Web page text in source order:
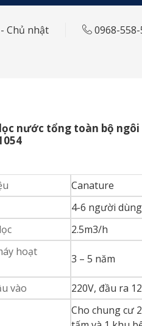
Chủ nhật 0968-
nước tổng toàn bộ ngôi
Canature
4-6 người dùng
2.5m3/h
hoạt
3 – 5 năm
vào 220V, đầu ra
Cho chung cư